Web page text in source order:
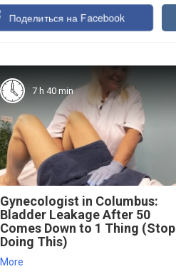
Поделиться на Facebook
7 h 40 min
Gynecologist in Columbus:
Bladder Leakage After 50
Comes Down to 1 Thing (Stop
Doing This)
More